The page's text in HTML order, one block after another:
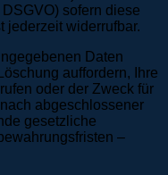
sofern diese
jederzeit widerrufbar.
Daten
auffordern, Ihre
oder der Zweck für
abgeschlossener
gesetzliche
–